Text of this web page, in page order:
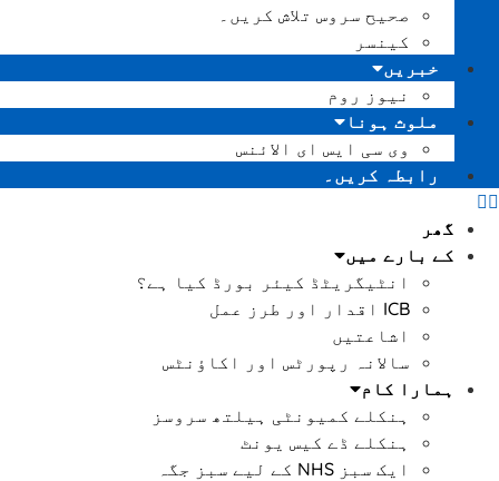
صحیح سروس تلاش کریں۔
کینسر
خبریں
نیوز روم
ملوث ہونا
وی سی ایس ای الائنس
رابطہ کریں۔
گھر
کے بارے میں
انٹیگریٹڈ کیئر بورڈ کیا ہے؟
ICB اقدار اور طرز عمل
اشاعتیں
سالانہ رپورٹس اور اکاؤنٹس
ہمارا کام
ہنکلے کمیونٹی ہیلتھ سروسز
ہنکلے ڈے کیس یونٹ
ایک سبز NHS کے لیے سبز جگہ